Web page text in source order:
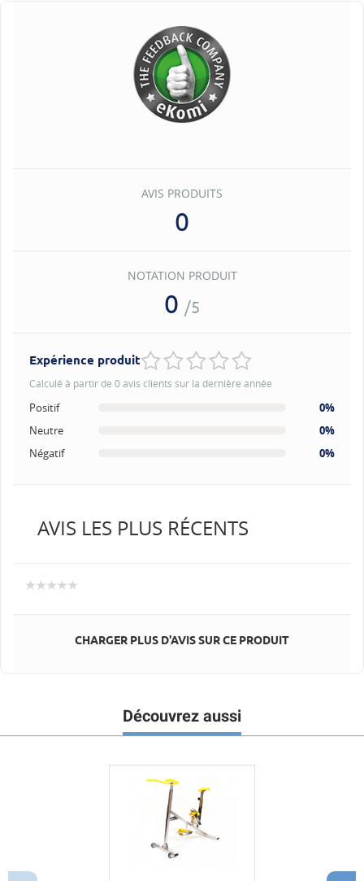
AVIS PRODUITS
0
NOTATION PRODUIT
0 /5
Expérience produit
Calculé à partir de 0 avis clients sur la dernière année
Positif
0%
Neutre
0%
Négatif
0%
AVIS LES PLUS RÉCENTS
CHARGER PLUS D'AVIS SUR CE PRODUIT
Découvrez aussi